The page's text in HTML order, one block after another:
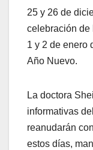
25 y 26 de
celebración de
1 y 2 de enero
Año Nuevo.
La doctora
informativas
reanudarán
estos días,